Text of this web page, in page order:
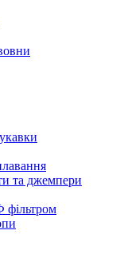
та джемпери
фільтром